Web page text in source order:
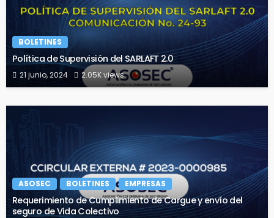
BOLETINES
Política de Supervisión del SARLAFT 2.0
21 junio, 2024 2.05K views
ASOSEC BOLETINES EMPRESAS
Requerimiento de Cumplimiento de Cargue y envío del
seguro de Vida Colectivo